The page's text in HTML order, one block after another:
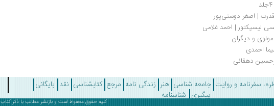
قدرت | اصغر دوستی‌پور
لیسپکتور | احمد غلامی
و دیگران
احمدی
دهقانی
سفرنامه و روایت جامعه شناسی هنر زندگی نامه مرجع کتابشناسی نقد بایگانی
پیگیری شناسنامه
کلیه حقوق محفوظ است و بازنشر مطالب با ذکر کتاب